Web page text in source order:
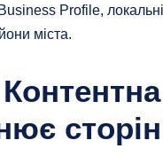
Profile,
міста.